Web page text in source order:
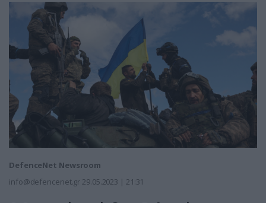
DefenceNet Newsroom
info@defencenet.gr 29.05.2023 | 21:31